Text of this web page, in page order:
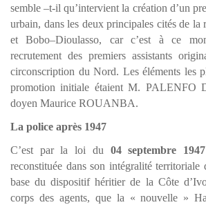
semble –t-il qu’intervient la création d’un
urbain, dans les deux principales cités de la
et Bobo–Dioulasso, car c’est à ce
recrutement des premiers assistants
circonscription du Nord. Les éléments les
promotion initiale étaient M. PALENFO
doyen Maurice ROUANBA.
La police après 1947
C’est par la loi du 04 septembre 1947
reconstituée dans son intégralité territoriale
base du dispositif héritier de la Côte
corps des agents, que la « nouvelle »